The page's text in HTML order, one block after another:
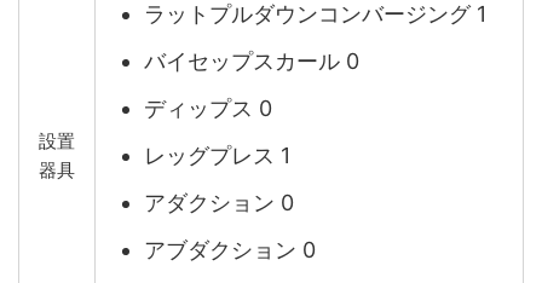
設置
器具
ラットプルダウンコンバージング 1
バイセップスカール 0
ディップス 0
レッグプレス 1
アダクション 0
アブダクション 0